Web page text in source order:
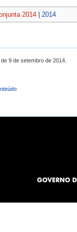
2014 2014
9 de setembro de 2014.